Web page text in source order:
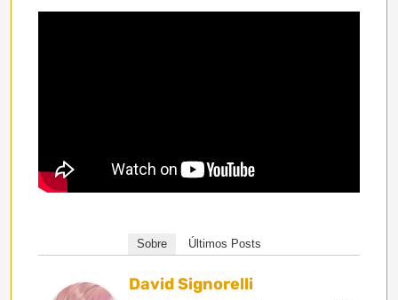
Sobre Últimos Posts
David Signorelli